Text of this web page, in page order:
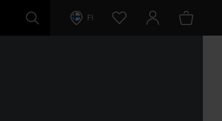
FI